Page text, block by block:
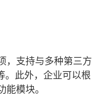
，支持与多种第三方
。此外，企业可以根
模块。